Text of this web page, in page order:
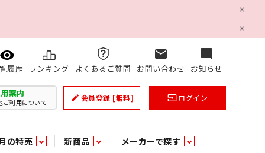
履歴 ランキング よくあるご質問
mail
お問い合わせ
mode_comment
お知らせ
案内
ご利用について create 会員登録 [無料] inputログイン
の特売 新商品 メーカーで探す